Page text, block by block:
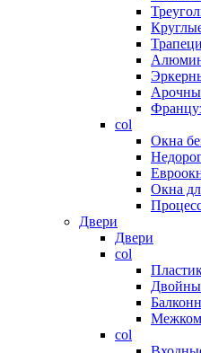
col
Окна
Окна
Двери
Двери
col
col